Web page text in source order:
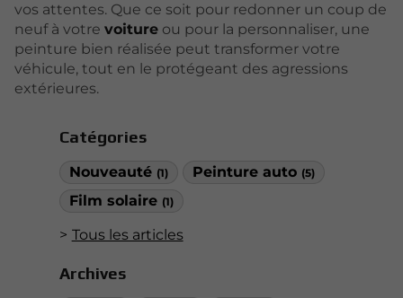
Catégories
Nouveauté (1) Peinture auto (5)
Film solaire (1)
Tous les articles
Archives
vos attentes. Que ce soit pour redonner un coup de
neuf à votre voiture ou pour la personnaliser, une
peinture bien réalisée peut transformer votre
véhicule, tout en le protégeant des agressions
extérieures.